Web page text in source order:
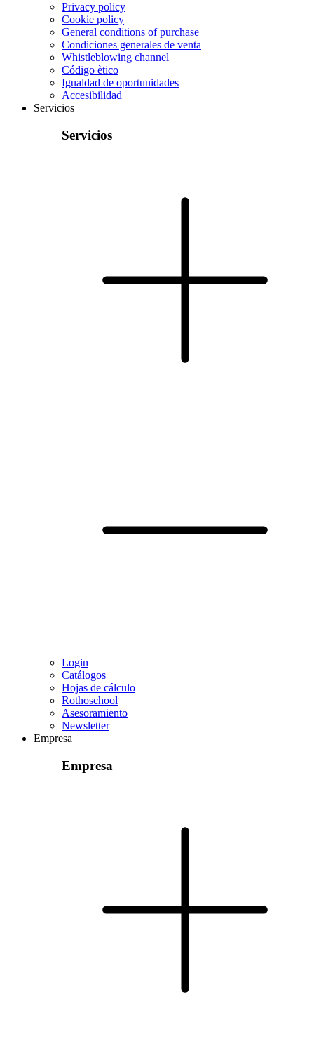
Privacy policy
Cookie policy
General conditions of purchase
Condiciones generales de venta
Whistleblowing channel
Código ètico
Igualdad de oportunidades
Accesibilidad
Servicios
Servicios
Login
Catálogos
Hojas de cálculo
Rothoschool
Asesoramiento
Newsletter
Empresa
Empresa